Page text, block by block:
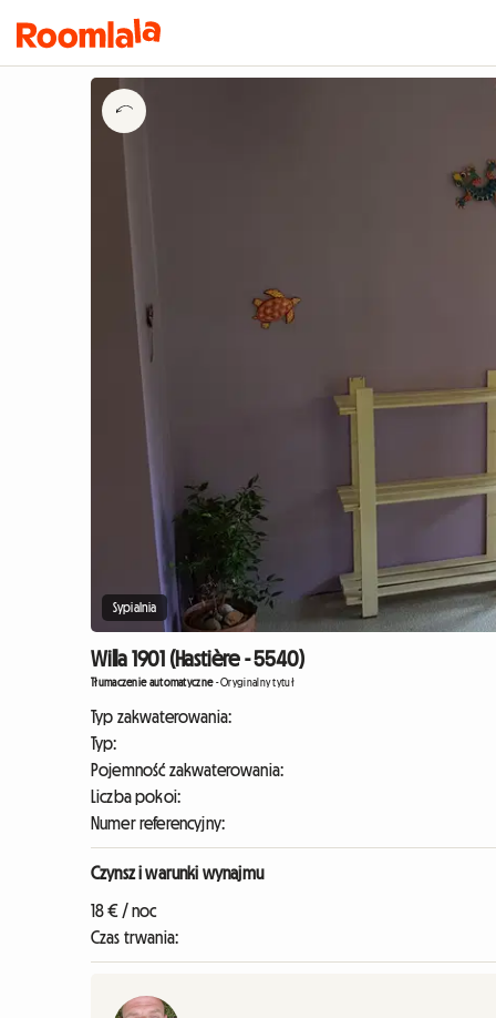
Sypialnia
Willa 1901 (Hastière - 5540)
Tłumaczenie automatyczne-Oryginalny tytuł
Typ zakwaterowania:
Typ:
Pojemność zakwaterowania:
Liczba pokoi:
Numer referencyjny:
Czynsz i warunki wynajmu
18 € / noc
Czas trwania: